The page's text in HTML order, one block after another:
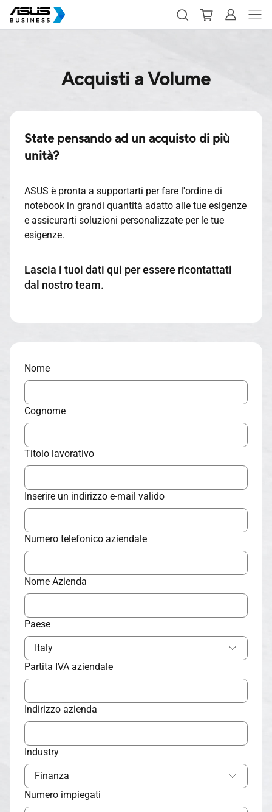
Acquisti a Volume
State pensando ad un acquisto di più
unità?
ASUS è pronta a supportarti per fare l'ordine di
notebook in grandi quantità adatto alle tue esigenze
e assicurarti soluzioni personalizzate per le tue
esigenze.
Lascia i tuoi dati qui per essere ricontattati
dal nostro team.
Nome
Cognome
Titolo lavorativo
Inserire un indirizzo e-mail valido
Numero telefonico aziendale
Nome Azienda
Paese
Italy
Partita IVA aziendale
Indirizzo azienda
Industry
Finanza
Numero impiegati